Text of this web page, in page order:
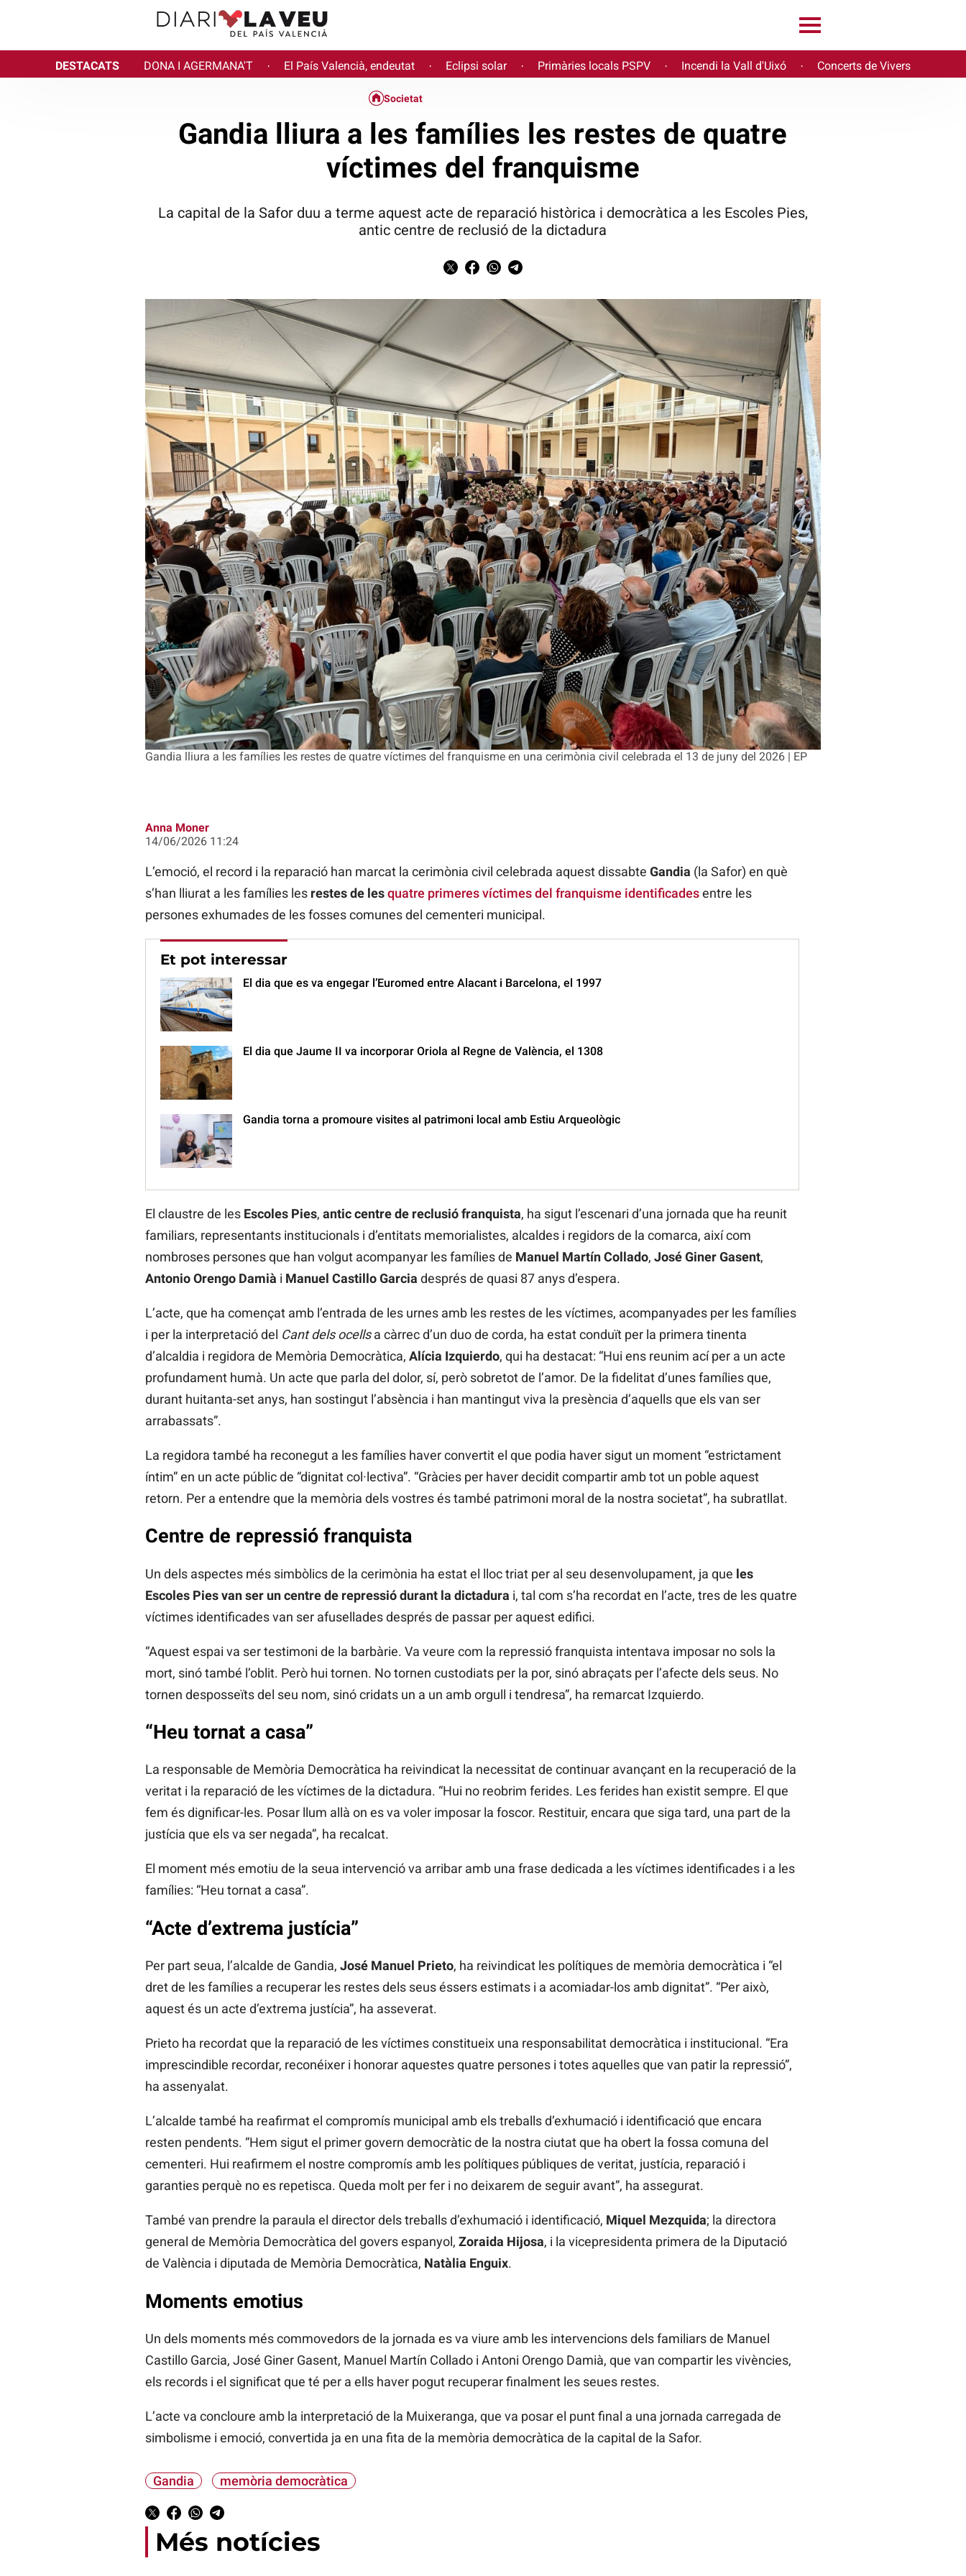
DESTACATS DONA I AGERMANA'T · El País Valencià, endeutat · Eclipsi solar · Primàries locals PSPV · Incendi la Vall d'Uixó · Concerts de Vivers
Gandia lliura a les famílies les restes de quatre víctimes del franquisme en una cerimònia civil celebrada el 13 de juny del 2026 | EP
Societat
Gandia lliura a les famílies les restes de quatre
víctimes del franquisme
La capital de la Safor duu a terme aquest acte de reparació històrica i democràtica a les Escoles Pies,
antic centre de reclusió de la dictadura
Anna Moner
14/06/2026 11:24
L’emoció, el record i la reparació han marcat la cerimònia civil celebrada aquest dissabte Gandia (la Safor) en què
s’han lliurat a les famílies les restes de lesquatre primeres víctimes del franquisme identificadesentre les
persones exhumades de les fosses comunes del cementeri municipal.
Et pot interessar
El dia que es va engegar l’Euromed entre Alacant i Barcelona, el 1997
El dia que Jaume II va incorporar Oriola al Regne de València, el 1308
Gandia torna a promoure visites al patrimoni local amb Estiu Arqueològic
El claustre de les Escoles Pies, antic centre de reclusió franquista, ha sigut l’escenari d’una jornada que ha reunit
familiars, representants institucionals i d’entitats memorialistes, alcaldes i regidors de la comarca, així com
nombroses persones que han volgut acompanyar les famílies de Manuel Martín Collado, José Giner Gasent,
Antonio Orengo Damià i Manuel Castillo Garcia després de quasi 87 anys d’espera.
L’acte, que ha començat amb l’entrada de les urnes amb les restes de les víctimes, acompanyades per les famílies
i per la interpretació del Cant dels ocellsa càrrec d’un duo de corda, ha estat conduït per la primera tinenta
d’alcaldia i regidora de Memòria Democràtica, Alícia Izquierdo, qui ha destacat: “Hui ens reunim ací per a un acte
profundament humà. Un acte que parla del dolor, sí, però sobretot de l’amor. De la fidelitat d’unes famílies que,
durant huitanta-set anys, han sostingut l’absència i han mantingut viva la presència d’aquells que els van ser
arrabassats”.
La regidora també ha reconegut a les famílies haver convertit el que podia haver sigut un moment “estrictament
íntim” en un acte públic de “dignitat col·lectiva”. “Gràcies per haver decidit compartir amb tot un poble aquest
retorn. Per a entendre que la memòria dels vostres és també patrimoni moral de la nostra societat”, ha subratllat.
Centre de repressió franquista
Un dels aspectes més simbòlics de la cerimònia ha estat el lloc triat per al seu desenvolupament, ja que les
Escoles Pies van ser un centre de repressió durant la dictadura i, tal com s’ha recordat en l’acte, tres de les quatre
víctimes identificades van ser afusellades després de passar per aquest edifici.
“Aquest espai va ser testimoni de la barbàrie. Va veure com la repressió franquista intentava imposar no sols la
mort, sinó també l’oblit. Però hui tornen. No tornen custodiats per la por, sinó abraçats per l’afecte dels seus. No
tornen desposseïts del seu nom, sinó cridats un a un amb orgull i tendresa”, ha remarcat Izquierdo.
“Heu tornat a casa”
La responsable de Memòria Democràtica ha reivindicat la necessitat de continuar avançant en la recuperació de la
veritat i la reparació de les víctimes de la dictadura. “Hui no reobrim ferides. Les ferides han existit sempre. El que
fem és dignificar-les. Posar llum allà on es va voler imposar la foscor. Restituir, encara que siga tard, una part de la
justícia que els va ser negada”, ha recalcat.
El moment més emotiu de la seua intervenció va arribar amb una frase dedicada a les víctimes identificades i a les
famílies: “Heu tornat a casa”.
“Acte d’extrema justícia”
Per part seua, l’alcalde de Gandia, José Manuel Prieto, ha reivindicat les polítiques de memòria democràtica i “el
dret de les famílies a recuperar les restes dels seus éssers estimats i a acomiadar-los amb dignitat”. “Per això,
aquest és un acte d’extrema justícia”, ha asseverat.
Prieto ha recordat que la reparació de les víctimes constitueix una responsabilitat democràtica i institucional. “Era
imprescindible recordar, reconéixer i honorar aquestes quatre persones i totes aquelles que van patir la repressió”,
ha assenyalat.
L’alcalde també ha reafirmat el compromís municipal amb els treballs d’exhumació i identificació que encara
resten pendents. “Hem sigut el primer govern democràtic de la nostra ciutat que ha obert la fossa comuna del
cementeri. Hui reafirmem el nostre compromís amb les polítiques públiques de veritat, justícia, reparació i
garanties perquè no es repetisca. Queda molt per fer i no deixarem de seguir avant”, ha assegurat.
També van prendre la paraula el director dels treballs d’exhumació i identificació, Miquel Mezquida; la directora
general de Memòria Democràtica del govers espanyol, Zoraida Hijosa, i la vicepresidenta primera de la Diputació
de València i diputada de Memòria Democràtica, Natàlia Enguix.
Moments emotius
Un dels moments més commovedors de la jornada es va viure amb les intervencions dels familiars de Manuel
Castillo Garcia, José Giner Gasent, Manuel Martín Collado i Antoni Orengo Damià, que van compartir les vivències,
els records i el significat que té per a ells haver pogut recuperar finalment les seues restes.
L’acte va concloure amb la interpretació de la Muixeranga, que va posar el punt final a una jornada carregada de
simbolisme i emoció, convertida ja en una fita de la memòria democràtica de la capital de la Safor.
Gandia memòria democràtica
Més notícies